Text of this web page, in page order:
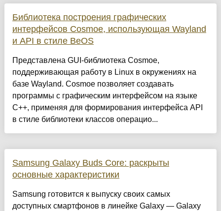
Библиотека построения графических
интерфейсов Cosmoe, использующая Wayland
и API в стиле BeOS
Представлена GUI-библиотека Cosmoe,
поддерживающая работу в Linux в окружениях на
базе Wayland. Cosmoe позволяет создавать
программы с графическим интерфейсом на языке
C++, применяя для формирования интерфейса API
в стиле библиотеки классов операцио...
Samsung Galaxy Buds Core: раскрыты
основные характеристики
Samsung готовится к выпуску своих самых
доступных смартфонов в линейке Galaxy — Galaxy